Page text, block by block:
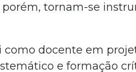
tornam-se
como docente em
e formação